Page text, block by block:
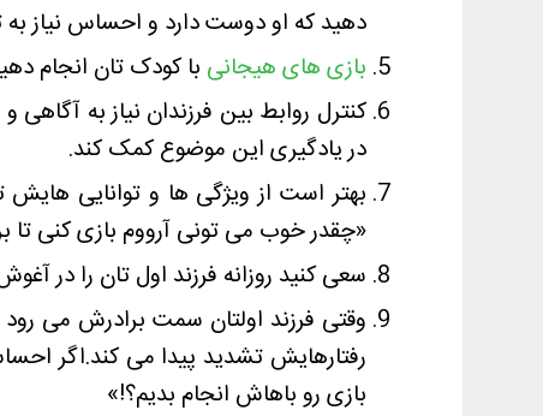
دهید که او دوست دارد و احساس نیاز
بازی های هیجانی با کودک تان انجام
کنترل روابط بین فرزندان نیاز به
در یادگیری این موضوع کمک کند.
بهتر است از ویژگی ها و توانایی
«چقدر خوب می تونی آرووم بازی کنی تا
سعی کنید روزانه فرزند اول تان را در
وقتی فرزند اولتان سمت برادرش می
رفتارهایش تشدید پیدا می کند.اگر
بازی رو باهاش انجام بدیم؟!»